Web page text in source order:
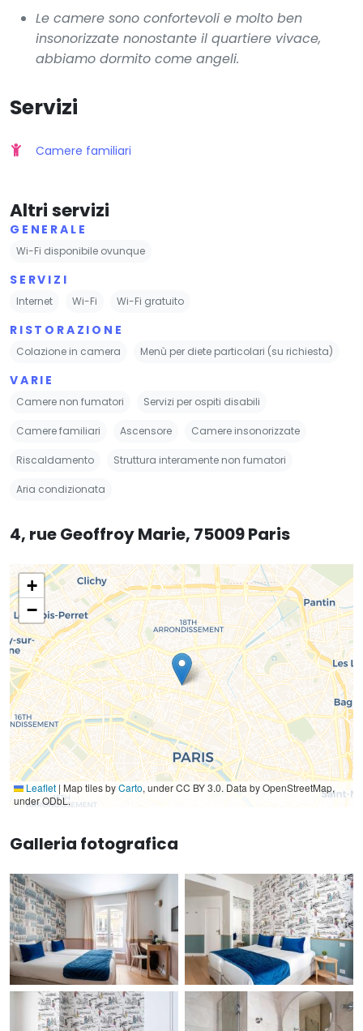
Le camere sono confortevoli e molto ben
insonorizzate nonostante il quartiere vivace,
abbiamo dormito come angeli.
Servizi
Camere familiari
Altri servizi
GENERALE
Wi-Fi disponibile ovunque
SERVIZI
Internet Wi-Fi Wi-Fi gratuito
RISTORAZIONE
Colazione in camera Menù per diete particolari (su richiesta)
VARIE
Camere non fumatori Servizi per ospiti disabili
Camere familiari Ascensore Camere insonorizzate
Riscaldamento Struttura interamente non fumatori
Aria condizionata
4, rue Geoffroy Marie, 75009 Paris
+
−
Leaflet | Map tiles byCarto, under CC BY 3.0. Data by OpenStreetMap,
under ODbL.
Galleria fotografica